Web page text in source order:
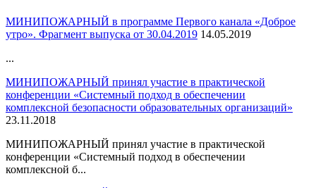
МИНИПОЖАРНЫЙ в программе Первого канала «Доброе
утро». Фрагмент выпуска от 30.04.2019 14.05.2019
...
МИНИПОЖАРНЫЙ принял участие в практической
конференции «Системный подход в обеспечении
комплексной безопасности образовательных организаций»
23.11.2018
МИНИПОЖАРНЫЙ принял участие в практической
конференции «Системный подход в обеспечении
комплексной б...